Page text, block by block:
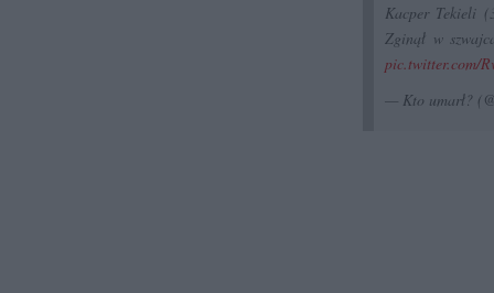
Kacper Tekieli
Zginął w
pic.twitter.com/
— Kto umarł?